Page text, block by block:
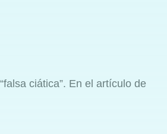
ciática”. En el artículo de